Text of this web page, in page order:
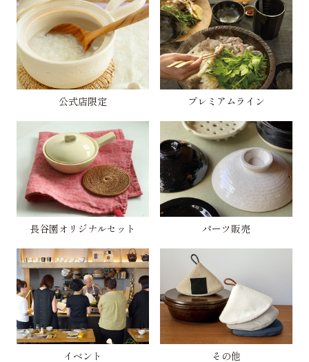
公式店限定 プレミアムライン
長谷園オリジナルセット パーツ販売
イベント その他